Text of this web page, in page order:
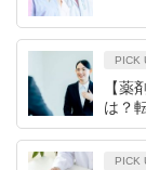
PICK
【薬
は？
PICK